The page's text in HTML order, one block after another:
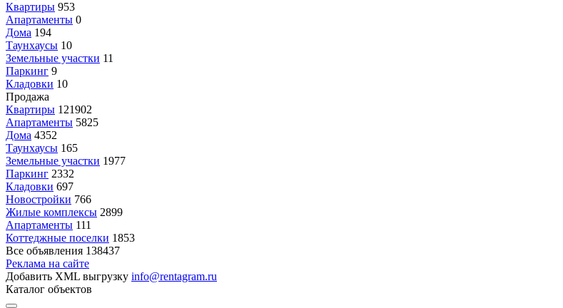
Квартиры 953
Апартаменты 0
Дома 194
Таунхаусы 10
Земельные участки 11
Паркинг 9
Кладовки 10
Продажа
Квартиры 121902
Апартаменты 5825
Дома 4352
Таунхаусы 165
Земельные участки 1977
Паркинг 2332
Кладовки 697
Новостройки 766
Жилые комплексы 2899
Апартаменты 111
Коттеджные поселки 1853
Все объявления 138437
Реклама на сайте
Добавить XML выгрузку info@rentagram.ru
Каталог объектов